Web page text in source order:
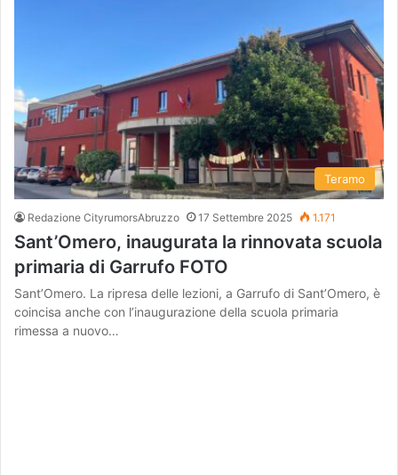
Teramo
Redazione CityrumorsAbruzzo 17 Settembre 2025 1.171
Sant’Omero, inaugurata la rinnovata scuola
primaria di Garrufo FOTO
Sant’Omero. La ripresa delle lezioni, a Garrufo di Sant’Omero, è
coincisa anche con l’inaugurazione della scuola primaria
rimessa a nuovo…